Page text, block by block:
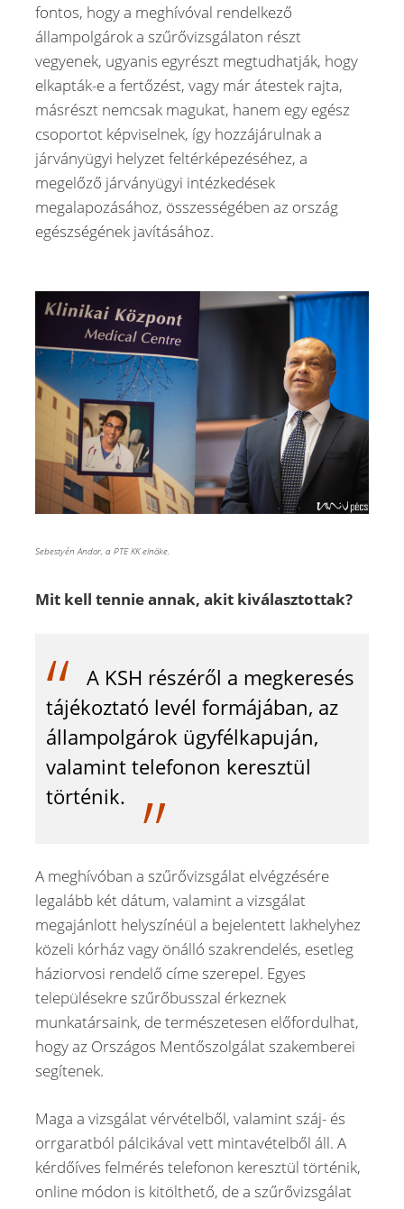
fontos, hogy a meghívóval rendelkező
állampolgárok a szűrővizsgálaton részt
vegyenek, ugyanis egyrészt megtudhatják, hogy
elkapták-e a fertőzést, vagy már átestek rajta,
másrészt nemcsak magukat, hanem egy egész
csoportot képviselnek, így hozzájárulnak a
járványügyi helyzet feltérképezéséhez, a
megelőző járványügyi intézkedések
megalapozásához, összességében az ország
egészségének javításához.
Sebestyén Andor, a PTE KK elnöke.
Mit kell tennie annak, akit kiválasztottak?
A KSH részéről a megkeresés
tájékoztató levél formájában, az
állampolgárok ügyfélkapuján,
valamint telefonon keresztül
történik.
A meghívóban a szűrővizsgálat elvégzésére
legalább két dátum, valamint a vizsgálat
megajánlott helyszínéül a bejelentett lakhelyhez
közeli kórház vagy önálló szakrendelés, esetleg
háziorvosi rendelő címe szerepel. Egyes
településekre szűrőbusszal érkeznek
munkatársaink, de természetesen előfordulhat,
hogy az Országos Mentőszolgálat szakemberei
segítenek.
Maga a vizsgálat vérvételből, valamint száj- és
orrgaratból pálcikával vett mintavételből áll. A
kérdőíves felmérés telefonon keresztül történik,
online módon is kitölthető, de a szűrővizsgálat